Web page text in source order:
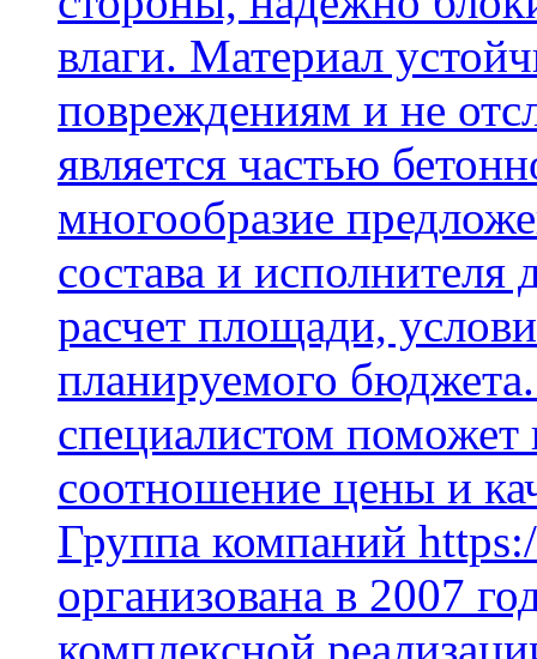
влаги. Материал
повреждениям и не
является частью
многообразие
состава и
расчет площади,
планируемого
специалистом поможет
соотношение цены и
Группа компаний
организована в 2007
комплексной